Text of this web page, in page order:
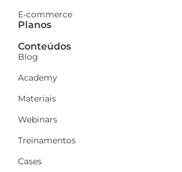
E-commerce
Planos
Conteúdos
Blog
Academy
Materiais
Webinars
Treinamentos
Cases